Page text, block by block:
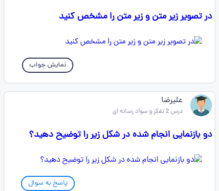
در تصویر زیر متن و زیر متن را مشخص کنید
نمایش جواب
علیرضا
درس 2 تفکر و سواد رسانه ای
دو بازنمایی انجام شده در شکل زیر را توضیح دهید؟
پاسخ به سوال